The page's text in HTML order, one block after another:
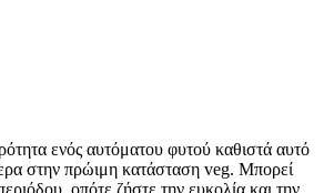
ενός αυτόματου φυτού καθιστά αυτό
στην πρώιμη κατάσταση veg. Μπορεί
οπότε ζήστε την ευκολία και την